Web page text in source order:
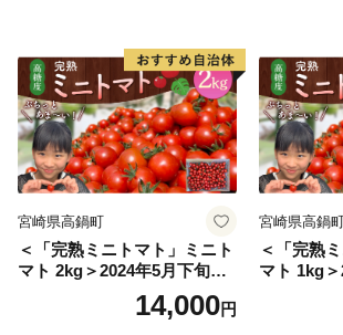
宮崎県高鍋町
＜「完熟ミニトマト」ミニト
マト 2kg＞2024年5月下旬迄
に順次出荷 野菜ソムリエサ
ミット アルル・リリカ共に
14,000円
宮崎県高鍋
＜「完熟
マト 1kg
に順次出
ミット ア